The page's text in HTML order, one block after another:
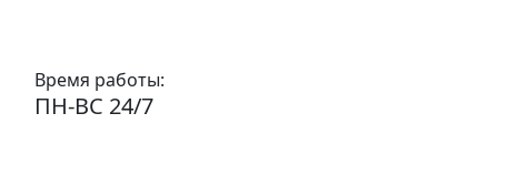
Время работы:
ПН-ВС 24/7